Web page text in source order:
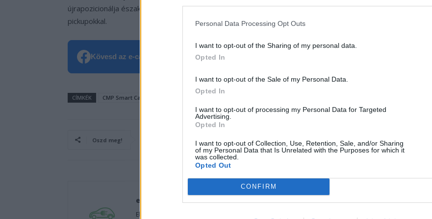
Personal Data Processing Opt Outs
I want to opt-out of the Sharing of my personal data.
Opted In
I want to opt-out of the Sale of my Personal Data.
Opted In
I want to opt-out of processing my Personal Data for Targeted
Advertising.
Opted In
I want to opt-out of Collection, Use, Retention, Sale, and/or Sharing
of my Personal Data that Is Unrelated with the Purposes for which it
was collected.
Opted Out
CONFIRM
újrapozicionálja észak-amerikai termékcsaládját a jövőbeni elektromos kisteherautókkal és
pickupokkal.
Kövesd az e-cars.hu-t a Facebookon is, további tartalmakért!
CÍMKÉK CMP Smart Car Elektromobilitás
Oszd meg!
e-cars.hu
Elektromosan közlekedsz, vagy a váltáson töprengsz? Érdekelnek a legfrissebb hírek az e-